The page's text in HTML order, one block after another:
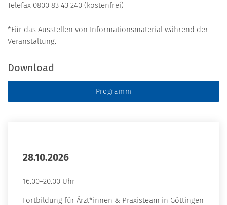
Telefax 0800 83 43 240 (kostenfrei)
*Für das Ausstellen von Informationsmaterial während der
Veranstaltung.
Download
Programm
28.10.2026
16.00–20.00 Uhr
Fortbildung für Ärzt*innen & Praxisteam in Göttingen